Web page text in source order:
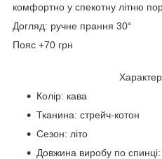
комфортно у спекотну літню
Догляд: ручне прання 30°
Пояс +70 грн
Колір: кава
Тканина: стрейч-котон
Сезон: літо
Довжина виробу по